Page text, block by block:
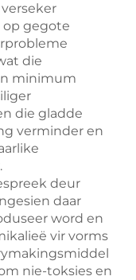
gegote
die
minimum
die gladde
verminder en
deur
daar
word en
vir vorms
nie-toksies en